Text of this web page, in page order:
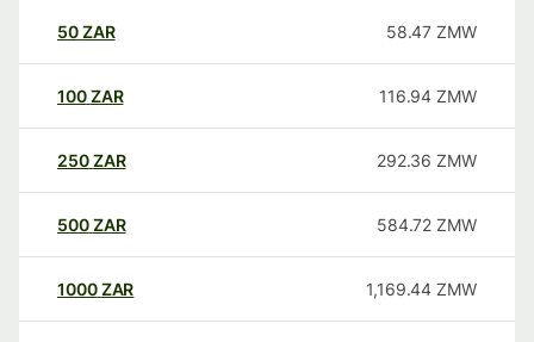
50ZAR 58.47 ZMW
100ZAR 116.94 ZMW
250ZAR 292.36 ZMW
500ZAR 584.72 ZMW
1000ZAR 1,169.44 ZMW